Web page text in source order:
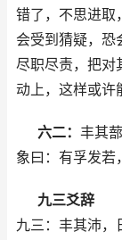
错了，不思进取
会受到猜疑，恐
尽职尽责，把对
动上，这样或许
六二： 丰其
象曰：有孚发若
九三爻辞
九三：丰其沛，